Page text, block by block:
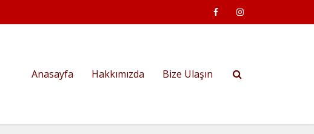
Anasayfa Hakkımızda Bize Ulaşın